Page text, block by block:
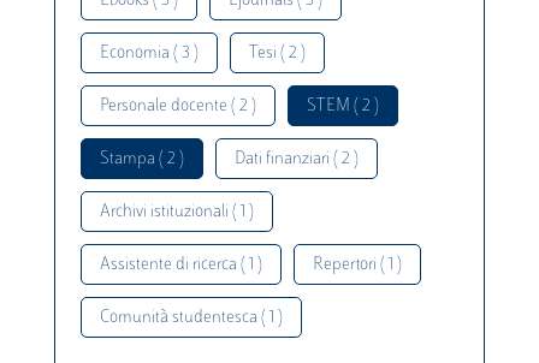
Economia ( 3 ) Tesi ( 2 )
Personale docente ( 2 ) STEM ( 2 )
Stampa ( 2 ) Dati finanziari ( 2 )
Archivi istituzionali ( 1 )
Assistente di ricerca ( 1 ) Repertori ( 1 )
Comunità studentesca ( 1 )